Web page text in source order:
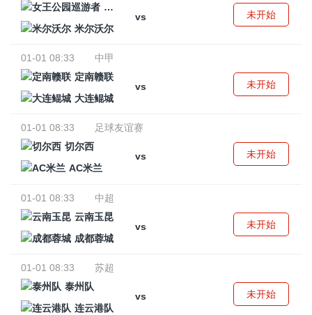
女王公园巡游者
vs
米尔沃尔
未开始
01-01 08:33
中甲
定南赣联
vs
大连鲲城
未开始
01-01 08:33
足球友谊赛
切尔西
vs
AC米兰
未开始
01-01 08:33
中超
云南玉昆
vs
成都蓉城
未开始
01-01 08:33
苏超
泰州队
vs
连云港队
未开始